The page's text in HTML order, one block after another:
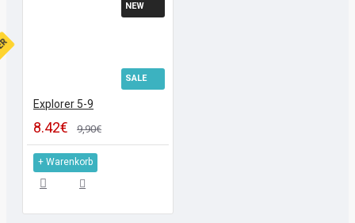
NEW
SALE
Explorer 5-9
8.42€ 9,90€
+ Warenkorb